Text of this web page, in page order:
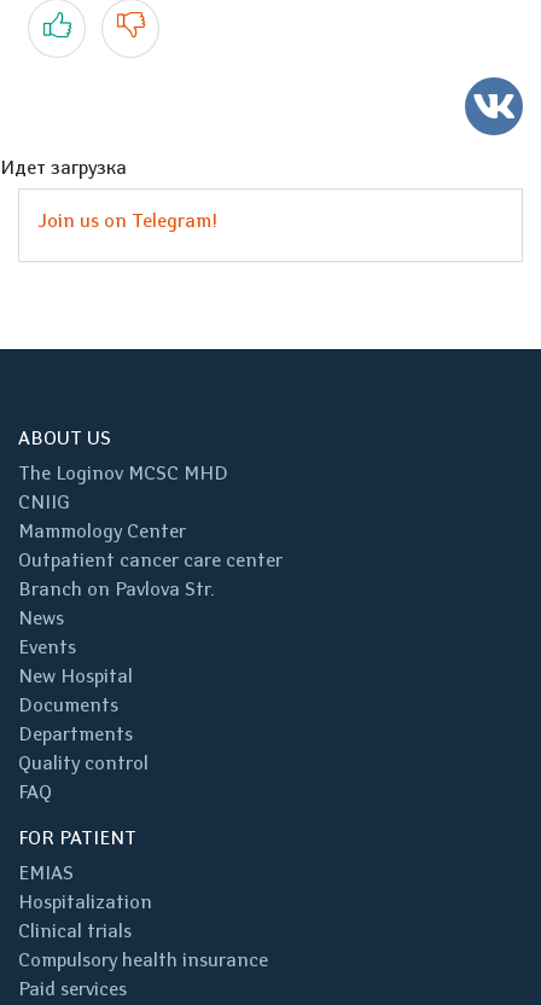
Yes No
Идет загрузка
Join us on Telegram!
ABOUT US
The Loginov MCSC MHD
CNIIG
Mammology Center
Outpatient cancer care center
Branch on Pavlova Str.
News
Events
New Hospital
Documents
Departments
Quality control
FAQ
FOR PATIENT
EMIAS
Hospitalization
Clinical trials
Compulsory health insurance
Paid services